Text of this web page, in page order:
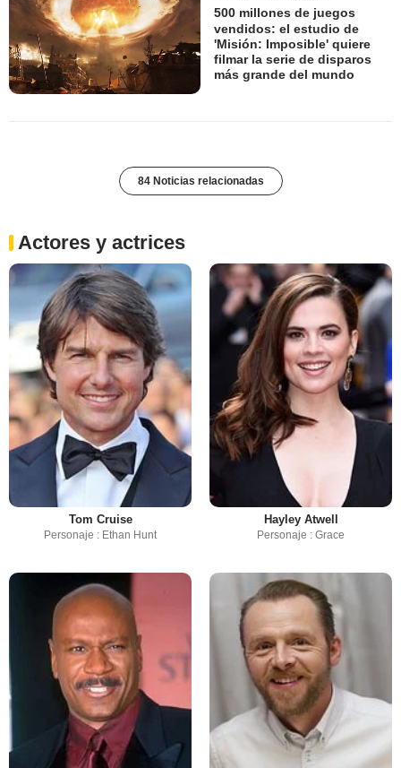
500 millones de juegos
vendidos: el estudio de
'Misión: Imposible' quiere
filmar la serie de disparos
más grande del mundo
84 Noticias relacionadas
Actores y actrices
Tom Cruise
Personaje : Ethan Hunt
Hayley Atwell
Personaje : Grace